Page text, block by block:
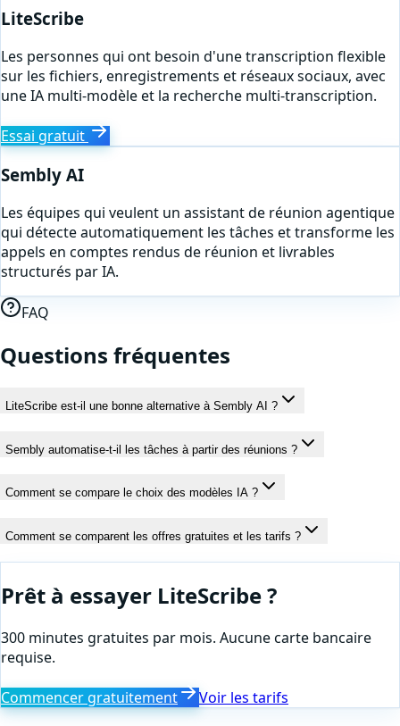
LiteScribe
Les personnes qui ont besoin d'une transcription flexible
sur les fichiers, enregistrements et réseaux sociaux, avec
une IA multi-modèle et la recherche multi-transcription.
Essai gratuit
Sembly AI
Les équipes qui veulent un assistant de réunion agentique
qui détecte automatiquement les tâches et transforme les
appels en comptes rendus de réunion et livrables
structurés par IA.
FAQ
Questions fréquentes
LiteScribe est-il une bonne alternative à Sembly AI ?
Sembly automatise-t-il les tâches à partir des réunions ?
Comment se compare le choix des modèles IA ?
Comment se comparent les offres gratuites et les tarifs ?
Prêt à essayer LiteScribe ?
300 minutes gratuites par mois. Aucune carte bancaire
requise.
Commencer gratuitement Voir les tarifs